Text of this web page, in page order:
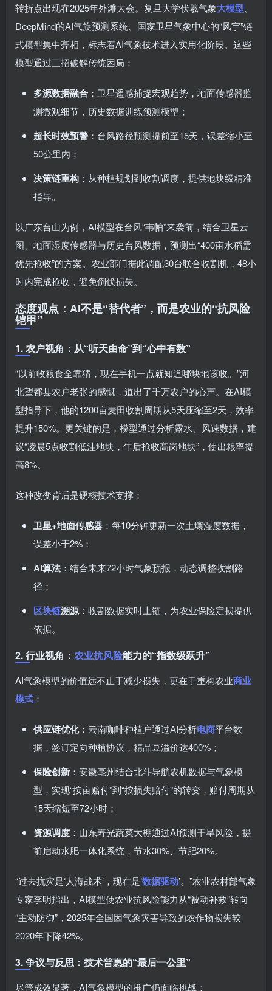
转折点出现在2025年外滩大会。复旦大学伏羲气象大模型
DeepMind的AI气旋预测系统、国家卫星气象中心的“风宇”链
式模型集中亮相，标志着AI气象技术进入实用化阶段。这些
模型通过三招破解传统困局：
多源数据融合 ：卫星遥感捕捉宏观趋势，地面传感器监
测微观细节，历史数据训练预测模型；
超长时效预警 ：台风路径预测提前至15天，误差缩小至
50公里内；
决策链重构 ：从种植规划到收割调度，提供地块级精准
指导。
以广东台山为例，AI模型在台风“韦帕”来袭前，结合卫星云
图、地面湿度传感器与历史台风数据，预测出“400亩水稻需
优先抢收”的方案。农业部门据此调配30台联合收割机，48小
时内完成抢收，避免倒伏损失。
态度观点：AI不是“替代者”，而是农业的“抗风险
铠甲”
1. 农户视角：从“听天由命”到“心中有数”
“以前收粮食全靠猜，现在手机一点就知道哪块地该收。”河
北望都县农户老张的感慨，道出了千万农户的心声。在AI模
型指导下，他的1200亩麦田收割周期从5天压缩至2天，效率
提升150%。更关键的是，模型通过分析露水、风速数据，建
议“凌晨5点收割低洼地块，午后抢收高岗地块”，使出粮率提
高8%。
这种改变背后是硬核技术支撑：
卫星+地面传感器 ：每10分钟更新一次土壤湿度数据，
误差小于2%；
AI算法：结合未来72小时气象预报，动态调整收割路
径；
区块链溯源 ：收割数据实时上链，为农业保险定损提供
依据。
2. 行业视角： 农业抗风险能力的“指数级跃升”
AI气象模型的价值远不止于减少损失，更在于重构农业商业
模式 ：
供应链优化：云南咖啡种植户通过AI分析电商平台数
据，签订定向种植协议，精品豆溢价达400%；
保险创新 ：安徽亳州结合北斗导航农机数据与气象模
型，实现“按亩赔付”到“按损失赔付”的转变，赔付周期从
15天缩短至72小时；
资源调度 ：山东寿光蔬菜大棚通过AI预测干旱风险，提
前启动水肥一体化系统，节水30%、节肥20%。
“过去抗灾是‘人海战术’，现在是‘数据驱动’。”农业农村部气象
专家李明指出，AI模型使农业抗风险能力从“被动补救”转向
“主动防御”，2025年全国因气象灾害导致的农作物损失较
2020年下降42%。
3. 争议与反思：技术普惠的“最后一公里”
尽管成效显著，AI气象模型的推广仍面临挑战：